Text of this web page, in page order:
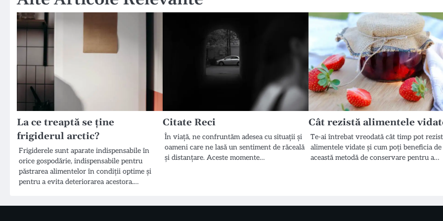
La ce treaptă se ține
frigiderul arctic?
Frigiderele sunt aparate indispensabile în
orice gospodărie, indispensabile pentru
păstrarea alimentelor în condiții optime și
pentru a evita deteriorarea acestora.…
Citate Reci
În viață, ne confruntăm adesea cu situații și
oameni care ne lasă un sentiment de răceală
și distanțare. Aceste momente…
Cât rezistă alimentele
Te-ai întrebat vreodată cât timp pot
alimentele vidate și cum poți beneficia de
această metodă de conservare pentru a…